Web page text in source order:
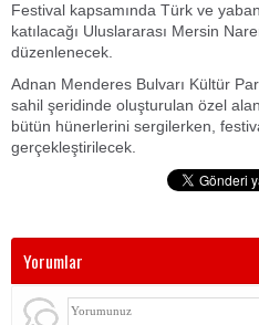
Festival kapsamında Türk ve
katılacağı Uluslararası Mersin
düzenlenecek.
Adnan Menderes Bulvarı Kültür
sahil şeridinde oluşturulan özel
bütün hünerlerini sergilerken,
gerçekleştirilecek.
Yorumlar